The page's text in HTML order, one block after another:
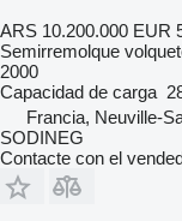
ARS 10.200.000 EUR
Semirremolque
2000
Capacidad de carga
Francia, Neuville-
SODINEG
Contacte con el